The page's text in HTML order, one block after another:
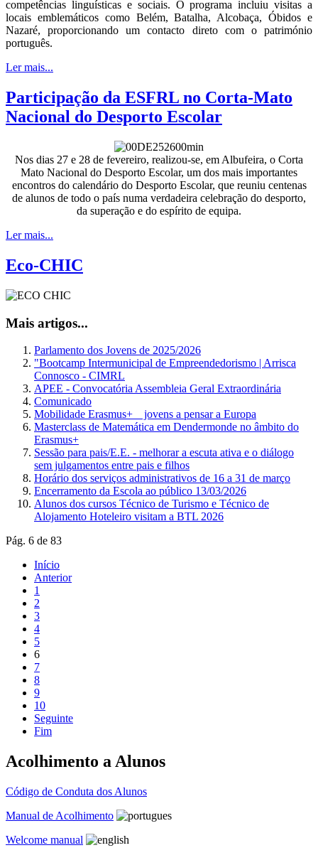
competências linguísticas e sociais. O programa incluiu visitas a
locais emblemáticos como Belém, Batalha, Alcobaça, Óbidos e
Nazaré, proporcionando um contacto direto com o património
português.
Ler mais...
Participação da ESFRL no Corta-Mato
Nacional do Desporto Escolar
Nos dias 27 e 28 de fevereiro, realizou-se, em Albufeira, o Corta
Mato Nacional do Desporto Escolar, um dos mais importantes
encontros do calendário do Desporto Escolar, que reuniu centenas
de alunos de todo o país numa verdadeira celebração do desporto,
da superação e do espírito de equipa.
Ler mais...
Eco-CHIC
Mais artigos...
Parlamento dos Jovens de 2025/2026
"Bootcamp Intermunicipal de Empreendedorismo | Arrisca
Connosco - CIMRL
APEE - Convocatória Assembleia Geral Extraordinária
Comunicado
Mobilidade Erasmus+ _ jovens a pensar a Europa
Masterclass de Matemática em Dendermonde no âmbito do
Erasmus+
Sessão para pais/E.E. - melhorar a escuta ativa e o diálogo
sem julgamentos entre pais e filhos
Horário dos serviços administrativos de 16 a 31 de março
Encerramento da Escola ao público 13/03/2026
Alunos dos cursos Técnico de Turismo e Técnico de
Alojamento Hoteleiro visitam a BTL 2026
Pág. 6 de 83
Início
Anterior
1
2
3
4
5
6
7
8
9
10
Seguinte
Fim
Acolhimento a Alunos
Código de Conduta dos Alunos
Manual de Acolhimento
Welcome manual